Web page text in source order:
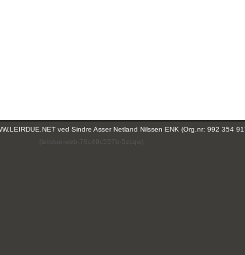
ved Sindre Asser Netland Nilssen ENK (Org.nr: 992 354
(leirdue-web-76c49c557b-5zcqw)